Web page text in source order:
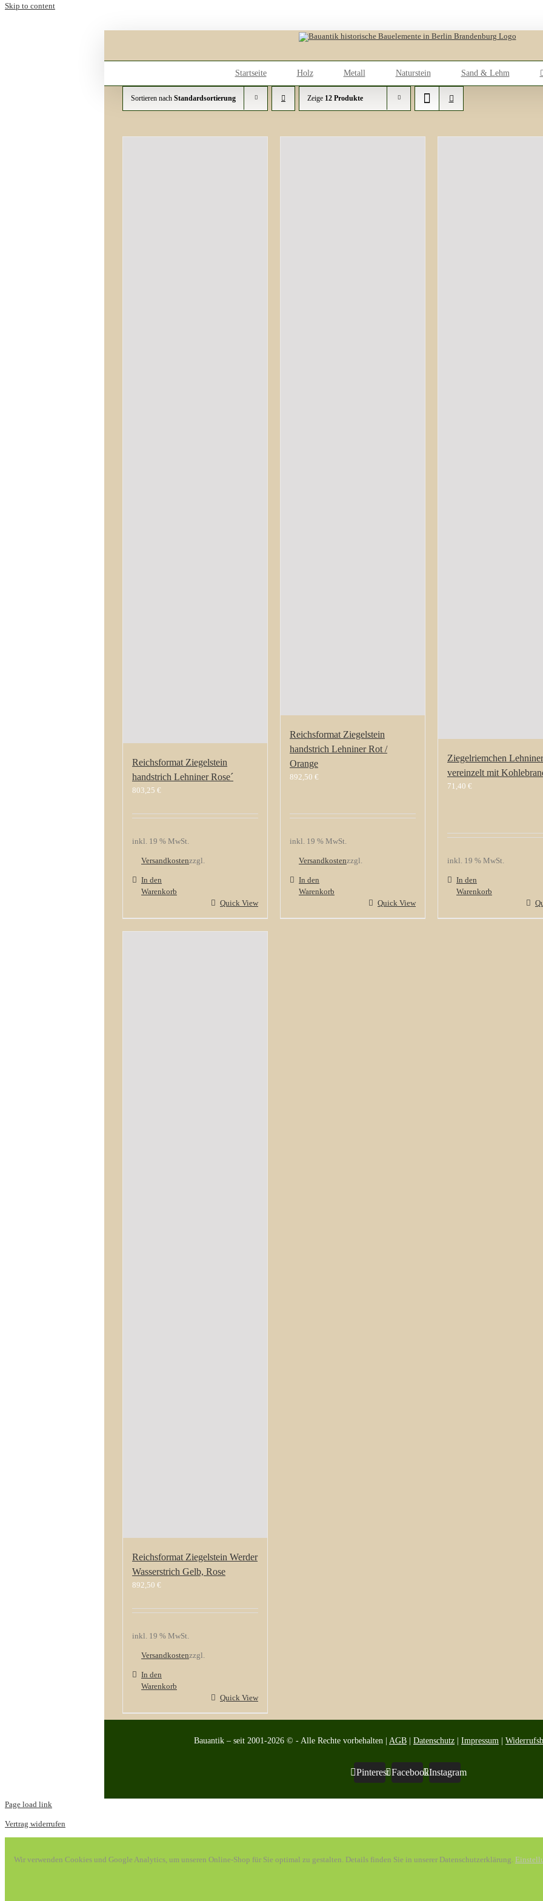
Skip to content
Startseite Holz Metall Naturstein Sand & Lehm
Sortieren nach Standardsortierung Zeige 12 Produkte
Reichsformat Ziegelstein
handstrich Lehniner Rose´
803,25 €
inkl. 19 % MwSt.
zzgl.
Versandkosten
In den
Warenkorb
Quick View
Reichsformat Ziegelstein
handstrich Lehniner Rot /
Orange
892,50 €
inkl. 19 % MwSt.
zzgl.
Versandkosten
In den
Warenkorb
Quick View
Ziegelriemchen Lehniner
vereinzelt mit
71,40 €
inkl. 19 % MwSt.
In den
Warenkorb
Reichsformat Ziegelstein Werder
Wasserstrich Gelb, Rose
892,50 €
inkl. 19 % MwSt.
zzgl.
Versandkosten
In den
Warenkorb
Quick View
Bauantik – seit 2001-2026 © - Alle Rechte vorbehalten | AGB Datenschutz Impressum
Pinterest FacebookInstagram
Page load link
Vertrag widerrufen
Wir verwenden Cookies und Google Analytics, um unseren Online-Shop für Sie optimal zu gestalten. Details finden Sie in unserer Datenschutzerklärung.